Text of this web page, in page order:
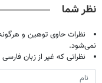
نظر شما
نظرات حاوی توهین و
نمی‌شود.
نظراتی که غیر از زبان